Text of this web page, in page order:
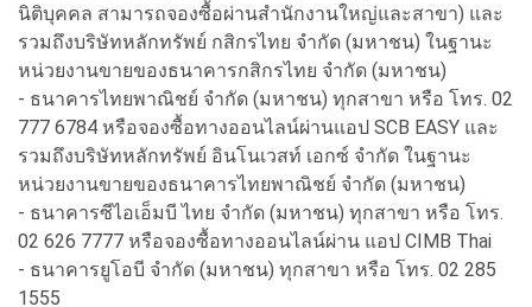
นิติบุคคล สามารถจองซื้อผ่านสำนักงานใหญ่และสาขา) และ
รวมถึงบริษัทหลักทรัพย์ กสิกรไทย จำกัด (มหาชน) ในฐานะ
หน่วยงานขายของธนาคารกสิกรไทย จำกัด (มหาชน)
- ธนาคารไทยพาณิชย์ จำกัด (มหาชน) ทุกสาขา หรือ โทร. 02
777 6784 หรือจองซื้อทางออนไลน์ผ่านแอป SCB EASY และ
รวมถึงบริษัทหลักทรัพย์ อินโนเวสท์ เอกซ์ จำกัด ในฐานะ
หน่วยงานขายของธนาคารไทยพาณิชย์ จำกัด (มหาชน)
- ธนาคารซีไอเอ็มบี ไทย จำกัด (มหาชน) ทุกสาขา หรือ โทร.
02 626 7777 หรือจองซื้อทางออนไลน์ผ่าน แอป CIMB Thai
- ธนาคารยูโอบี จำกัด (มหาชน) ทุกสาขา หรือ โทร. 02 285
1555